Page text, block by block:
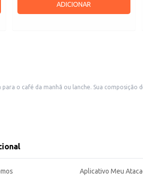
ADICIONAR
sabor agradável e familiar, ideal para consumidores de todas
tornando-se uma escolha eficiente para
agradável.
Aplicativo Meu